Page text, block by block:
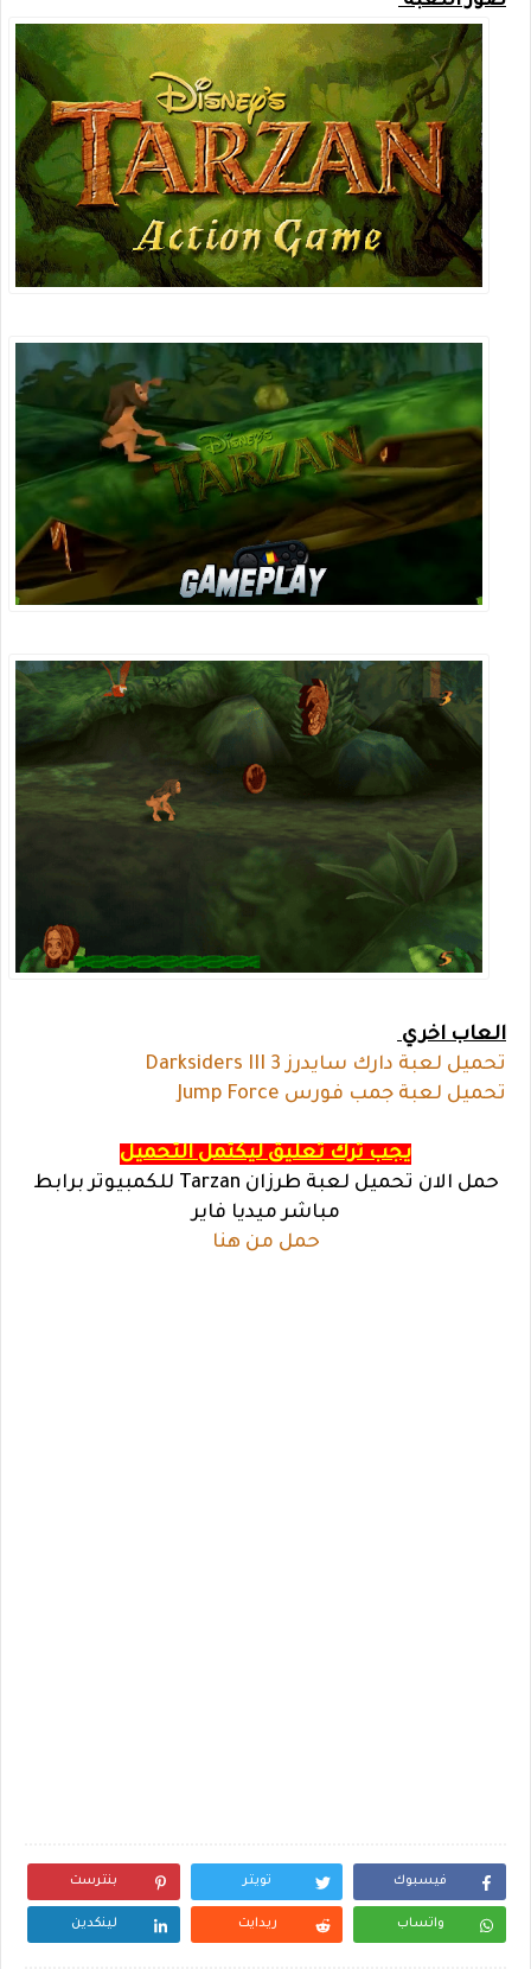
العاب اخري
تحميل لعبة دارك سايدرز 3 Darksiders III
تحميل لعبة جمب فورس Jump Force
يجب ترك تعليق ليكتمل التحميل
حمل الان تحميل لعبة طرزان Tarzan للكمبيوتر برابط
مباشر ميديا فاير
حمل من هنا
فيسبوك تويتر بنترست
واتساب ريدايت لينكدين